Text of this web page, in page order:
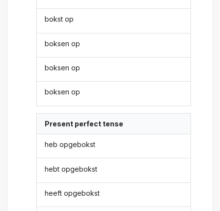
bokst op
boksen op
boksen op
boksen op
Present perfect tense
heb opgebokst
hebt opgebokst
heeft opgebokst